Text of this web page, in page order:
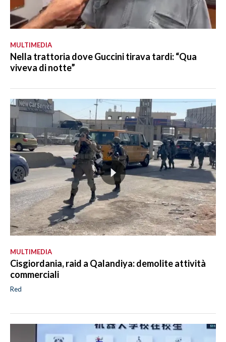
MULTIMEDIA
Nella trattoria dove Guccini tirava tardi: “Qua
viveva di notte”
MULTIMEDIA
Cisgiordania, raid a Qalandiya: demolite attività
commerciali
Red